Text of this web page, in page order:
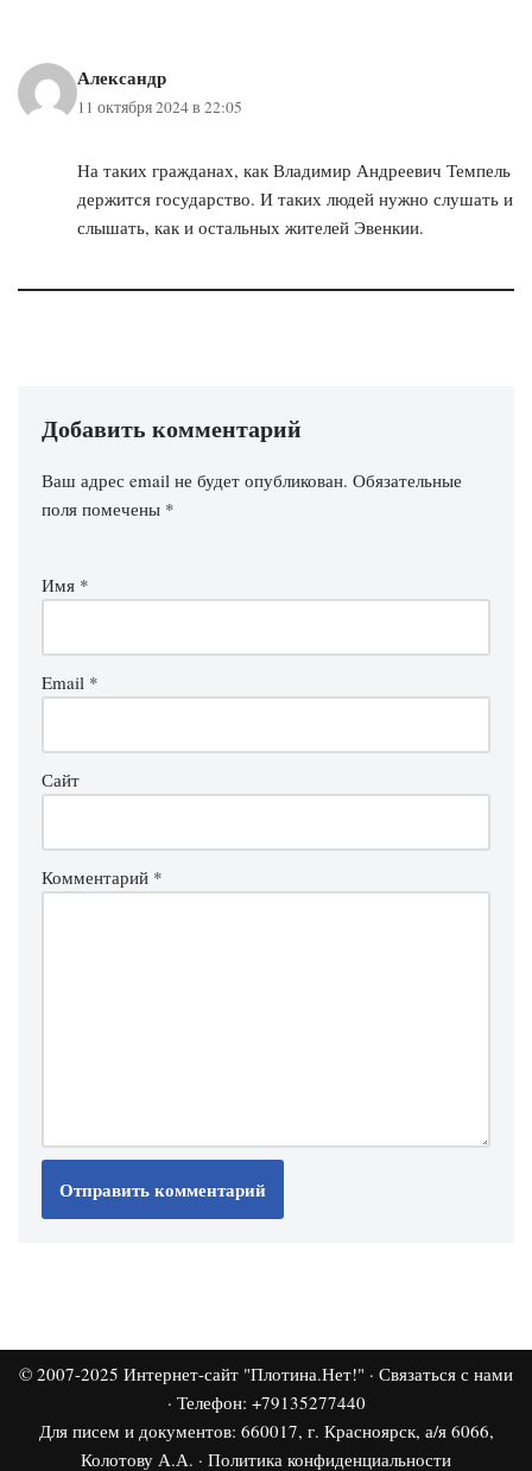
Александр
11 октября 2024 в 22:05
На таких гражданах, как Владимир Андреевич Темпель
держится государство. И таких людей нужно слушать и
слышать, как и остальных жителей Эвенкии.
Добавить комментарий
Ваш адрес email не будет опубликован. Обязательные
поля помечены *
Имя *
Email *
Сайт
Комментарий *
© 2007-2025 Интернет-сайт "Плотина.Нет!" · Связаться с нами
· Телефон: +79135277440
Для писем и документов: 660017, г. Красноярск, а/я 6066,
Колотову А.А. · Политика конфиденциальности